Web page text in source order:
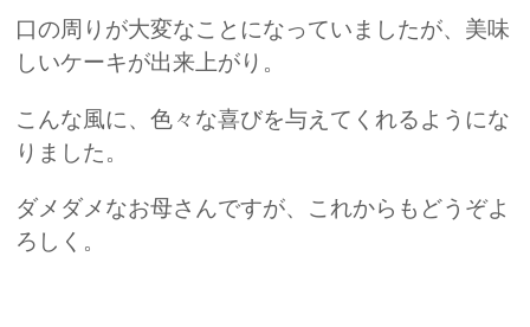
口の周りが大変なことになっていましたが、美味
しいケーキが出来上がり。
こんな風に、色々な喜びを与えてくれるようにな
りました。
ダメダメなお母さんですが、これからもどうぞよ
ろしく。